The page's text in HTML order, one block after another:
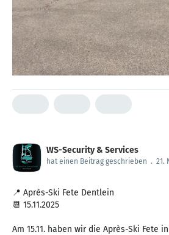
WS-Security & Services
hat einen Beitrag geschrieben . 21.
📍 Après-Ski Fete Dentlein
📆 15.11.2025
Am 15.11. haben wir die Après-Ski Fete